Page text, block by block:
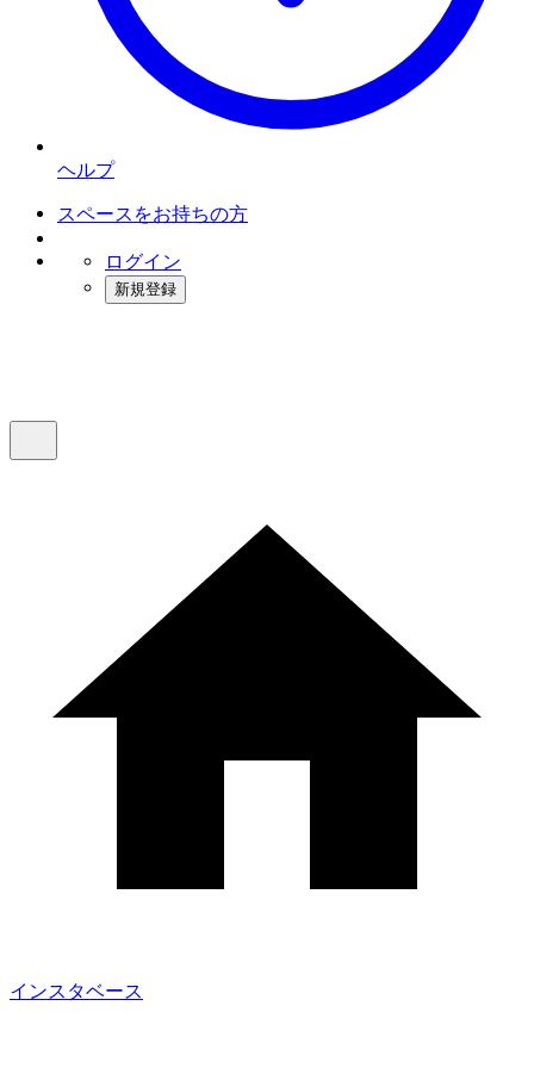
ヘルプ
スペースをお持ちの方
ログイン
新規登録
インスタベース